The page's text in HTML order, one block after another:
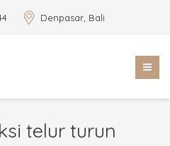
Denpasar, Bali
telur turun